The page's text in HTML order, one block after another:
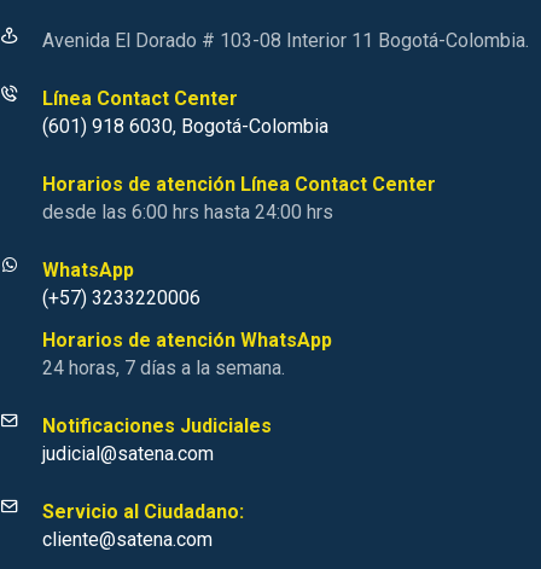
Avenida El Dorado # 103-08 Interior 11 Bogotá-Colombia.
Línea Contact Center
(601) 918 6030, Bogotá-Colombia
Horarios de atención Línea Contact Center
desde las 6:00 hrs hasta 24:00 hrs
WhatsApp
(+57) 3233220006
Horarios de atención WhatsApp
24 horas, 7 días a la semana.
Notificaciones Judiciales
judicial@satena.com
Servicio al Ciudadano:
cliente@satena.com